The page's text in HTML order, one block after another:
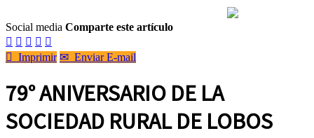
Social media Comparte este artículo
    
 Imprimir ✉ Enviar E-mail
79° ANIVERSARIO DE LA
SOCIEDAD RURAL DE LOBOS